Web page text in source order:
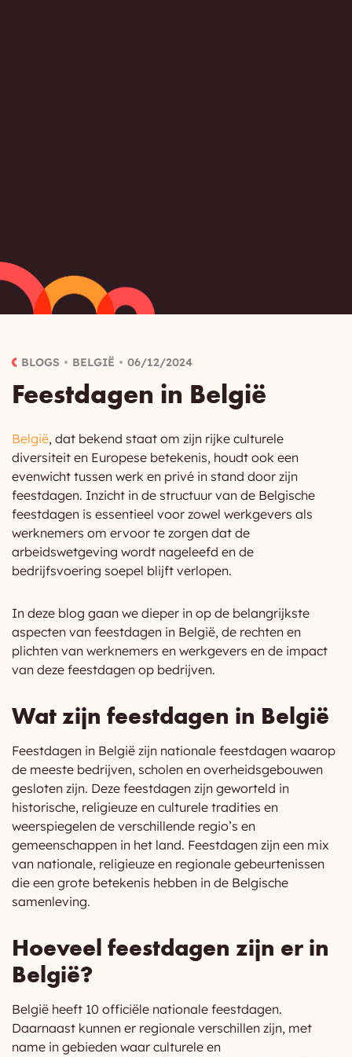
BLOGS BELGIË 06/12/2024
Feestdagen in België
België, dat bekend staat om zijn rijke culturele
diversiteit en Europese betekenis, houdt ook een
evenwicht tussen werk en privé in stand door zijn
feestdagen. Inzicht in de structuur van de Belgische
feestdagen is essentieel voor zowel werkgevers als
werknemers om ervoor te zorgen dat de
arbeidswetgeving wordt nageleefd en de
bedrijfsvoering soepel blijft verlopen.
In deze blog gaan we dieper in op de belangrijkste
aspecten van feestdagen in België, de rechten en
plichten van werknemers en werkgevers en de impact
van deze feestdagen op bedrijven.
Wat zijn feestdagen in België
Feestdagen in België zijn nationale feestdagen waarop
de meeste bedrijven, scholen en overheidsgebouwen
gesloten zijn. Deze feestdagen zijn geworteld in
historische, religieuze en culturele tradities en
weerspiegelen de verschillende regio’s en
gemeenschappen in het land. Feestdagen zijn een mix
van nationale, religieuze en regionale gebeurtenissen
die een grote betekenis hebben in de Belgische
samenleving.
Hoeveel feestdagen zijn er in
België?
België heeft 10 officiële nationale feestdagen.
Daarnaast kunnen er regionale verschillen zijn, met
name in gebieden waar culturele en